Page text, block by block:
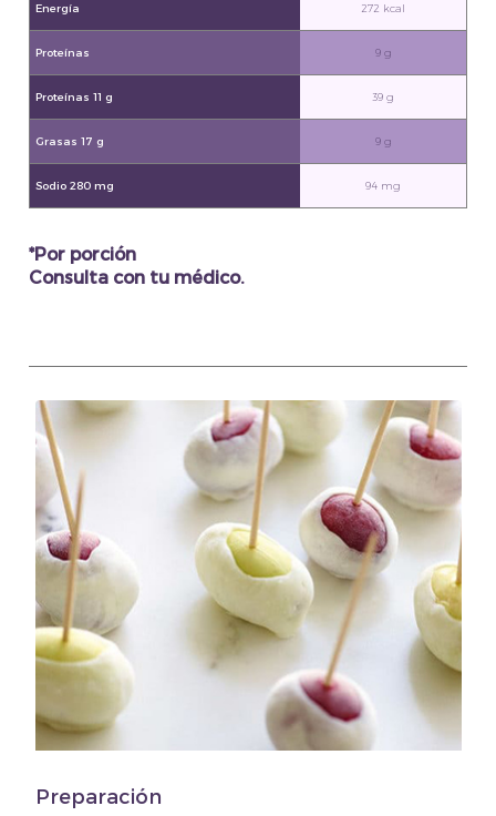
Energía 272 kcal
Proteínas 9 g
Proteínas 11 g 39 g
Grasas 17 g 9 g
Sodio 280 mg 94 mg
*Por porción
Consulta con tu médico.
Preparación